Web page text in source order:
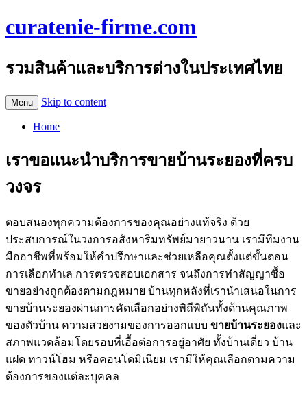
curatenie-firme.com
รวมสินค้าและบริการต่างในประเทศไทย
Menu Skip to content
Home
เราขอแนะนำบริการขายบ้านระยองที่ครบ
วงจร
ตอบสนองทุกความต้องการของคุณอย่างแท้จริง ด้วย
ประสบการณ์ในวงการอสังหาริมทรัพย์มายาวนาน เรามีทีมงาน
มืออาชีพที่พร้อมให้คำปรึกษาและช่วยเหลือคุณตั้งแต่ขั้นตอน
การเลือกทำเล การตรวจสอบเอกสาร จนถึงการทำสัญญาซื้อ
ขายอย่างถูกต้องตามกฎหมาย บ้านทุกหลังที่เรานำเสนอในการ
ขายบ้านระยองผ่านการคัดเลือกอย่างพิถีพิถันทั้งด้านคุณภาพ
ของตัวบ้าน ความสวยงามของการออกแบบ ขายบ้านระยองและ
สภาพแวดล้อมโดยรอบที่เอื้อต่อการอยู่อาศัย ทั้งบ้านเดี่ยว บ้าน
แฝด ทาวน์โฮม หรือคอนโดมิเนียม เรามีให้คุณเลือกตามความ
ต้องการของแต่ละบุคคล